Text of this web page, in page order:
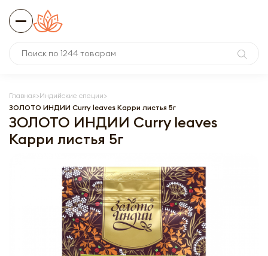
Главная Индийские специи
ЗОЛОТО ИНДИИ Curry leaves Карри листья 5г
ЗОЛОТО ИНДИИ Curry leaves
Карри листья 5г